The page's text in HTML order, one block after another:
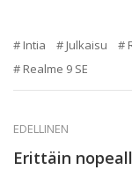
Intia Julkaisu
Realme 9 SE
EDELLINEN
Erittäin